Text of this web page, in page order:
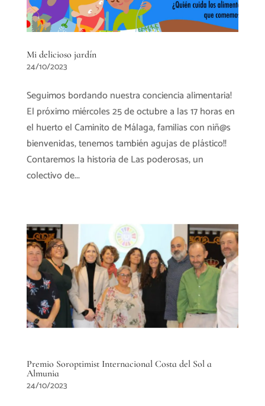
Mi delicioso jardín
24/10/2023
Seguimos bordando nuestra conciencia alimentaria!
El próximo miércoles 25 de octubre a las 17 horas en
el huerto el Caminito de Málaga, familias con niñ@s
bienvenidas, tenemos también agujas de plástico!!
Contaremos la historia de Las poderosas, un
colectivo de...
Premio Soroptimist Internacional Costa del Sol a
Almunia
24/10/2023